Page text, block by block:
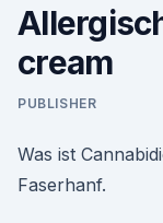
cream
PUBLISHER
Was ist
Faserhanf.